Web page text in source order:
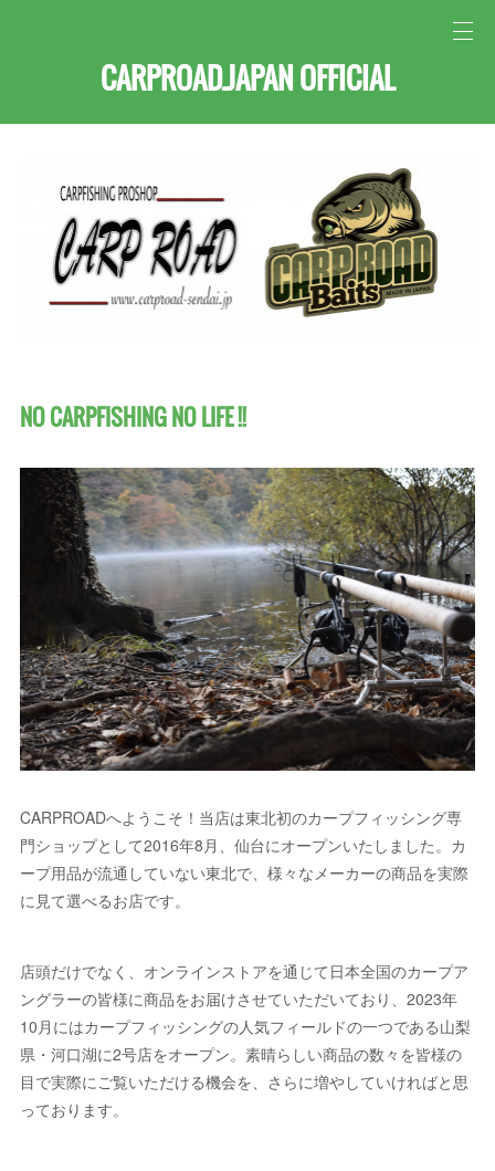
CARPROAD.JAPAN OFFICIAL
NO CARPFISHING NO LIFE !!
CARPROADへようこそ！当店は東北初のカープフィッシング専
門ショップとして2016年8月、仙台にオープンいたしました。カ
ープ用品が流通していない東北で、様々なメーカーの商品を実際
に見て選べるお店です。
店頭だけでなく、オンラインストアを通じて日本全国のカープア
ングラーの皆様に商品をお届けさせていただいており、2023年
10月にはカープフィッシングの人気フィールドの一つである山梨
県・河口湖に2号店をオープン。素晴らしい商品の数々を皆様の
目で実際にご覧いただける機会を、さらに増やしていければと思
っております。